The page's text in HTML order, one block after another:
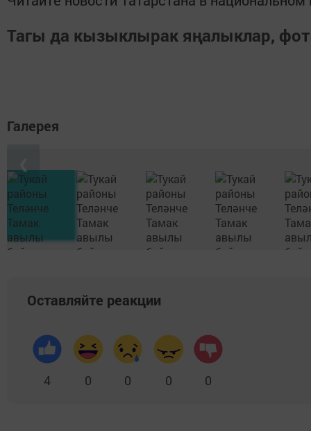
Тагы да кызыклырак яңалыклар,
Галерея
Оставляйте реакции
4 0 0 0 0